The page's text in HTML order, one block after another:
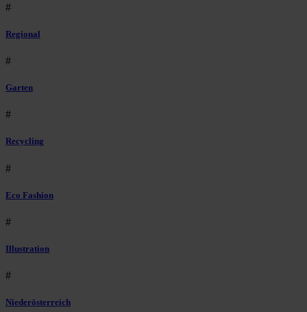
#
Regional
#
Garten
#
Recycling
#
Eco Fashion
#
Illustration
#
Niederösterreich